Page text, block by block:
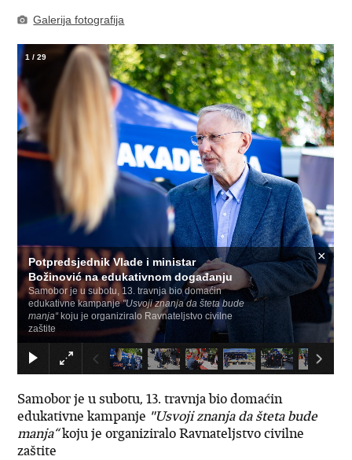
Galerija fotografija
Potpredsjednik Vlade i ministar
Božinović na edukativnom događanju
Samobor je u subotu, 13. travnja bio domaćin
edukativne kampanje"Usvoji znanja da šteta bude
manja“ koju je organiziralo Ravnateljstvo civilne
zaštite
×
1 /29
Samobor je u subotu, 13. travnja bio domaćin
edukativne kampanje "Usvoji znanja da šteta bude
manja“koju je organiziralo Ravnateljstvo civilne
zaštite